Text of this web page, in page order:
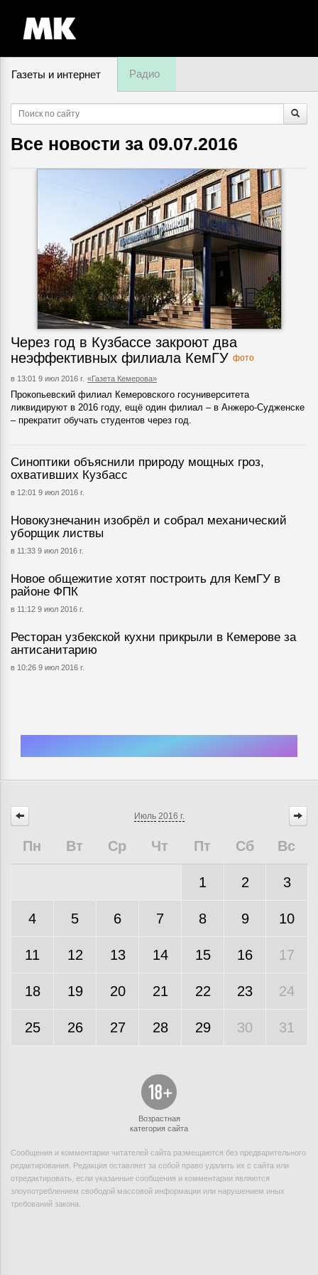
Газеты и интернет Радио
Все новости за 09.07.2016
Через год в Кузбассе закроют два
неэффективных филиала КемГУ фото
в 13:01 9 июл 2016 г. «Газета Кемерова»
Прокопьевский филиал Кемеровского госуниверситета
ликвидируют в 2016 году, ещё один филиал – в Анжеро-Судженске
– прекратит обучать студентов через год.
Синоптики объяснили природу мощных гроз,
охвативших Кузбасс
в 12:01 9 июл 2016 г.
Новокузнечанин изобрёл и собрал механический
уборщик листвы
в 11:33 9 июл 2016 г.
Новое общежитие хотят построить для КемГУ в
районе ФПК
в 11:12 9 июл 2016 г.
Ресторан узбекской кухни прикрыли в Кемерове за
антисанитарию
в 10:26 9 июл 2016 г.
Июль 2016 г.
Пн Вт Ср Чт Пт Сб Вс
1 2 3
4 5 6 7 8 9 10
11 12 13 14 15 16 17
18 19 20 21 22 23 24
25 26 27 28 29 30 31
Возрастная
категория сайта
Сообщения и комментарии читателей сайта размещаются без предварительного
редактирования. Редакция оставляет за собой право удалить их с сайта или
отредактировать, если указанные сообщения и комментарии являются
злоупотреблением свободой массовой информации или нарушением иных
требований закона.